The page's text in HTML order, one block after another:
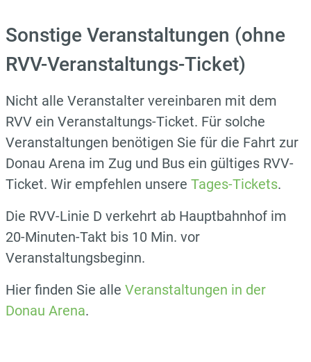
Sonstige Veranstaltungen (ohne
RVV-Veranstaltungs-Ticket)
Nicht alle Veranstalter vereinbaren mit dem
RVV ein Veranstaltungs-Ticket. Für solche
Veranstaltungen benötigen Sie für die Fahrt zur
Donau Arena im Zug und Bus ein gültiges RVV-
Ticket. Wir empfehlen unsere Tages-Tickets.
Die RVV-Linie D verkehrt ab Hauptbahnhof im
20-Minuten-Takt bis 10 Min. vor
Veranstaltungsbeginn.
Hier finden Sie alle Veranstaltungen in der
Donau Arena.